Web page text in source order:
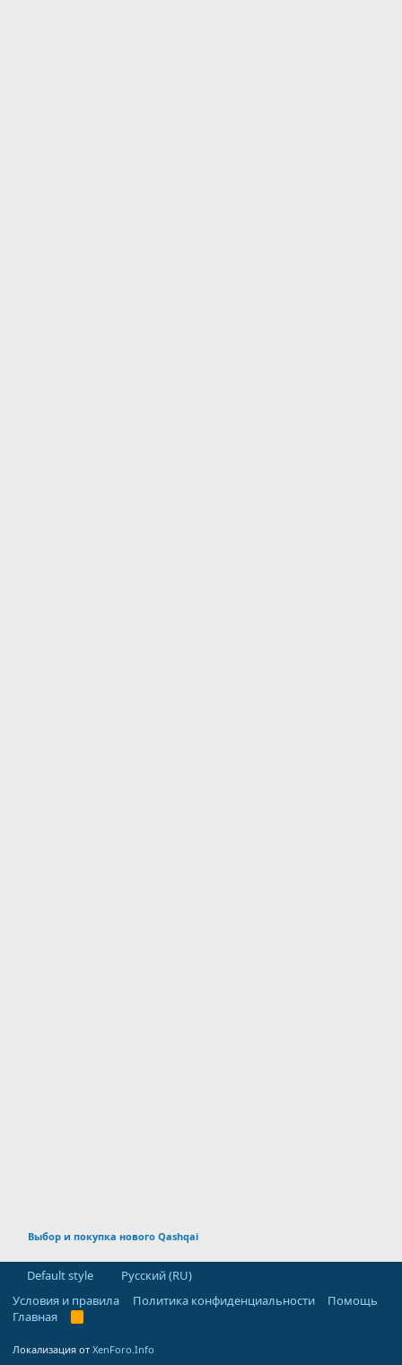
Выбор и покупка нового Qashqai
Default style
Русский (RU)
Условия и правила
Политика конфиденциальности
Помощь
Главная
R
Локализация от XenForo.Info